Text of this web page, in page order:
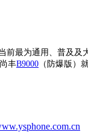
前最为通用、普及
丰B9000 （防爆版）